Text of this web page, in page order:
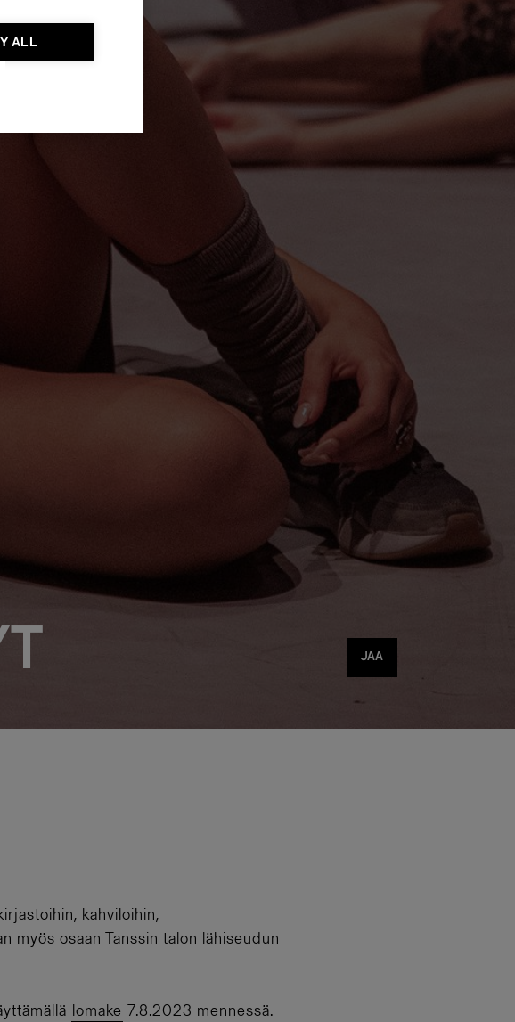
ALL
Jaa
JAA
kahviloihin,
myös osaan Tanssin talon lähiseudun
lomake 7.8.2023 mennessä.